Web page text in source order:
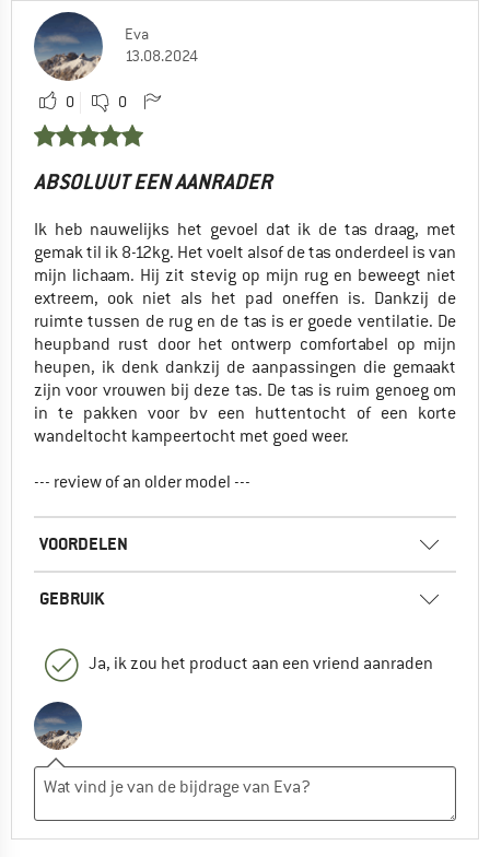
Eva
13.08.2024
0 0
ABSOLUUT EEN AANRADER
Ik heb nauwelijks het gevoel dat ik de tas draag, met
gemak til ik 8-12kg. Het voelt alsof de tas onderdeel is van
mijn lichaam. Hij zit stevig op mijn rug en beweegt niet
extreem, ook niet als het pad oneffen is. Dankzij de
ruimte tussen de rug en de tas is er goede ventilatie. De
heupband rust door het ontwerp comfortabel op mijn
heupen, ik denk dankzij de aanpassingen die gemaakt
zijn voor vrouwen bij deze tas. De tas is ruim genoeg om
in te pakken voor bv een huttentocht of een korte
wandeltocht kampeertocht met goed weer.
--- review of an older model ---
VOORDELEN
GEBRUIK
Ja, ik zou het product aan een vriend aanraden